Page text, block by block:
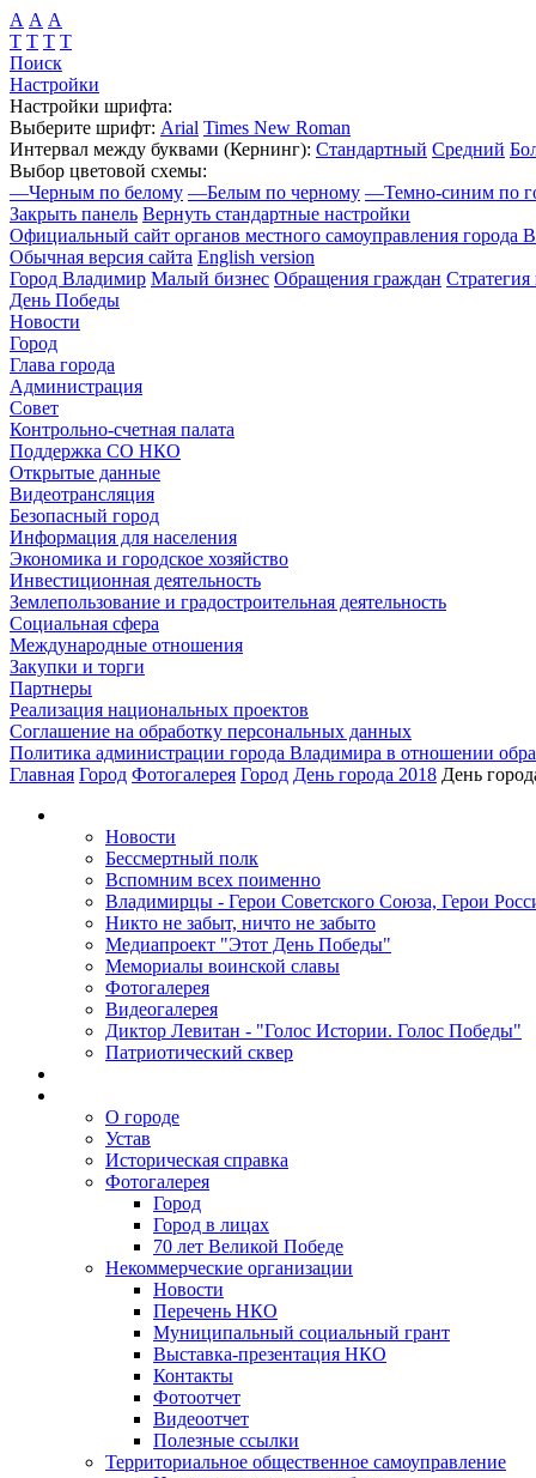
А А А
Т Т Т Т
Поиск
Настройки
Настройки шрифта:
Выберите шрифт: Arial Times New Roman
Интервал между буквами (Кернинг): Стандартный Средний
Выбор цветовой схемы:
—Черным по белому —Белым по черному —Темно-синим по
Закрыть панель Вернуть стандартные настройки
Официальный сайт органов местного самоуправления города
Обычная версия сайта English version
Город Владимир Малый бизнес Обращения граждан Стратегия
День Победы
Новости
Город
Глава города
Администрация
Совет
Контрольно-счетная палата
Поддержка СО НКО
Открытые данные
Видеотрансляция
Безопасный город
Информация для населения
Экономика и городское хозяйство
Инвестиционная деятельность
Землепользование и градостроительная деятельность
Социальная сфера
Международные отношения
Закупки и торги
Партнеры
Реализация национальных проектов
Соглашение на обработку персональных данных
Политика администрации города Владимира в отношении
Главная Город Фотогалерея Город День города 2018 День
Новости
Бессмертный полк
Вспомним всех поименно
Владимирцы - Герои Советского Союза, Герои
Никто не забыт, ничто не забыто
Медиапроект "Этот День Победы"
Мемориалы воинской славы
Фотогалерея
Видеогалерея
Диктор Левитан - "Голос Истории. Голос Победы"
Патриотический сквер
О городе
Устав
Историческая справка
Фотогалерея
Город
Город в лицах
70 лет Великой Победе
Некоммерческие организации
Новости
Перечень НКО
Муниципальный социальный грант
Выставка-презентация НКО
Контакты
Фотоотчет
Видеоотчет
Полезные ссылки
Территориальное общественное самоуправление